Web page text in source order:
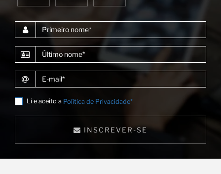
Primeiro nome
Último nome
E-mail
Li e aceito a Política de Privacidade*
INSCREVER-SE